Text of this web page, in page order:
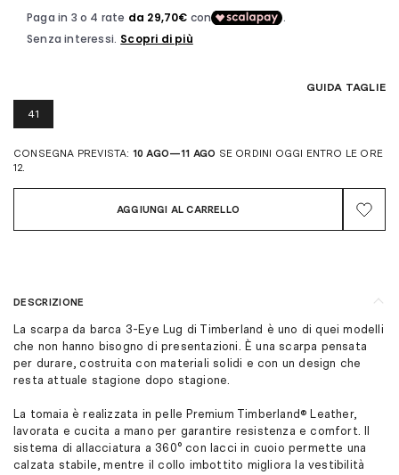
GUIDA TAGLIE
41
CONSEGNA PREVISTA: 10 AGO—11 AGO SE ORDINI OGGI ENTRO LE ORE
12.
AGGIUNGI AL CARRELLO
DESCRIZIONE
La scarpa da barca 3-Eye Lug di Timberland è uno di quei modelli
che non hanno bisogno di presentazioni. È una scarpa pensata
per durare, costruita con materiali solidi e con un design che
resta attuale stagione dopo stagione.
La tomaia è realizzata in pelle Premium Timberland® Leather,
lavorata e cucita a mano per garantire resistenza e comfort. Il
sistema di allacciatura a 360° con lacci in cuoio permette una
calzata stabile, mentre il collo imbottito migliora la vestibilità